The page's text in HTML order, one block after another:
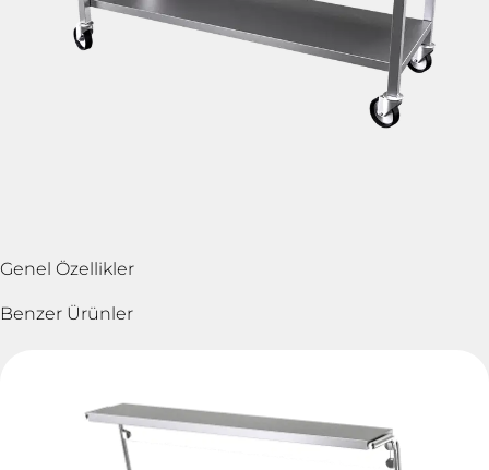
Genel Özellikler
Benzer Ürünler